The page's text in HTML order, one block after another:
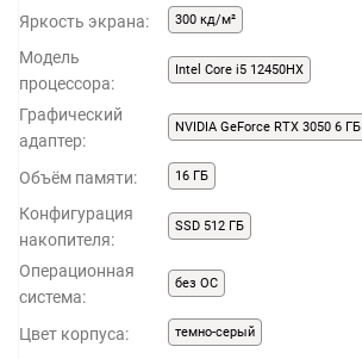
Яркость экрана: 300 кд/м²
Модель
процессора:
Intel Core i5 12450HX
Графический
адаптер:
NVIDIA GeForce RTX 3050 6 ГБ
Объём памяти: 16 ГБ
Конфигурация
накопителя:
SSD 512 ГБ
Операционная
система:
без ОС
Цвет корпуса: темно-серый